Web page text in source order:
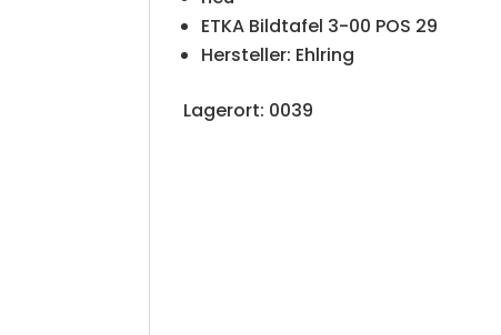
ETKA Bildtafel 3-00 POS 29
Hersteller: Ehlring
Lagerort: 0039